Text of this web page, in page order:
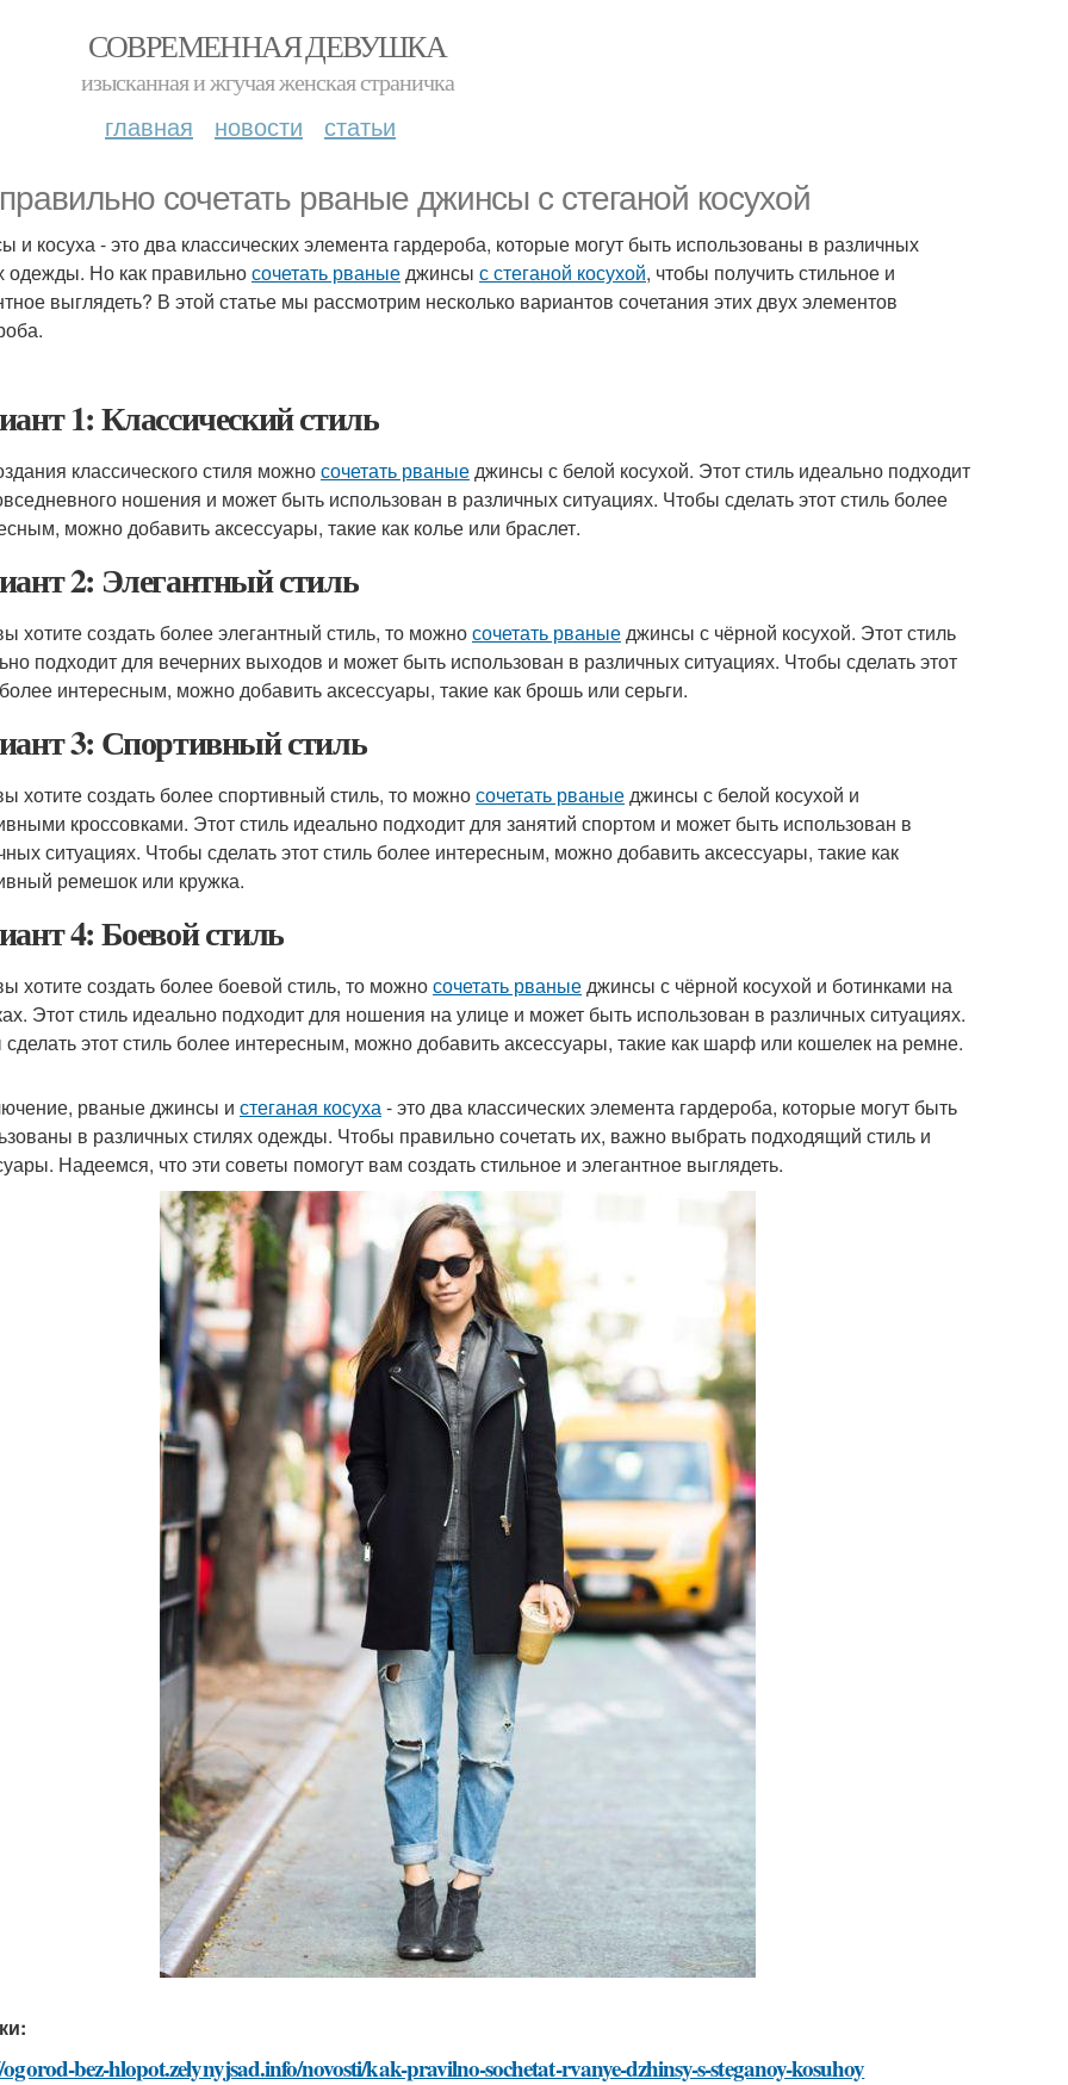
СОВРЕМЕННАЯ ДЕВУШКА
изысканная и жгучая женская страничка
главная новости статьи
сочетать рваные джинсы с стеганой косухой
и косуха - это два классических элемента гардероба, которые могут быть использованы в различных
одежды. Но как правильносочетать рваныеджинсы с стеганой косухой, чтобы получить стильное и
выглядеть? В этой статье мы рассмотрим несколько вариантов сочетания этих двух элементов
1: Классический стиль
классического стиля можносочетать рваныеджинсы с белой косухой. Этот стиль идеально подходит
ношения и может быть использован в различных ситуациях. Чтобы сделать этот стиль более
можно добавить аксессуары, такие как колье или браслет.
2: Элегантный стиль
хотите создать более элегантный стиль, то можносочетать рваныеджинсы с чёрной косухой. Этот стиль
подходит для вечерних выходов и может быть использован в различных ситуациях. Чтобы сделать этот
интересным, можно добавить аксессуары, такие как брошь или серьги.
3: Спортивный стиль
хотите создать более спортивный стиль, то можносочетать рваныеджинсы с белой косухой и
кроссовками. Этот стиль идеально подходит для занятий спортом и может быть использован в
ситуациях. Чтобы сделать этот стиль более интересным, можно добавить аксессуары, такие как
ремешок или кружка.
4: Боевой стиль
хотите создать более боевой стиль, то можносочетать рваныеджинсы с чёрной косухой и ботинками на
Этот стиль идеально подходит для ношения на улице и может быть использован в различных ситуациях.
этот стиль более интересным, можно добавить аксессуары, такие как шарф или кошелек на ремне.
рваные джинсы и стеганая косуха- это два классических элемента гардероба, которые могут быть
в различных стилях одежды. Чтобы правильно сочетать их, важно выбрать подходящий стиль и
Надеемся, что эти советы помогут вам создать стильное и элегантное выглядеть.
bez-hlopot.zelynyjsad.info/novosti/kak-pravilno-sochetat-rvanye-dzhinsy-s-steganoy-kosuhoy